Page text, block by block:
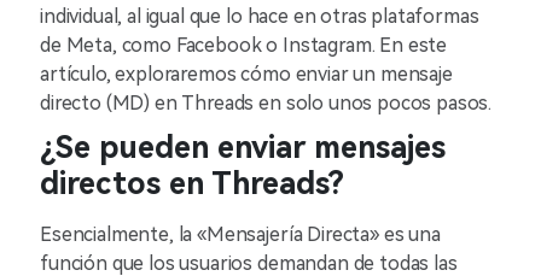
individual, al igual que lo hace en otras plataformas
de Meta, como Facebook o Instagram. En este
artículo, exploraremos cómo enviar un mensaje
directo (MD) en Threads en solo unos pocos pasos.
¿Se pueden enviar mensajes
directos en Threads?
Esencialmente, la «Mensajería Directa» es una
función que los usuarios demandan de todas las